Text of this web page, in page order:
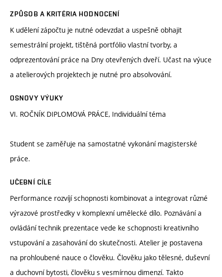
ZPŮSOB A KRITÉRIA HODNOCENÍ
K udělení zápočtu je nutné odevzdat a uspešně obhajit
semestrální projekt, tištěná portfólio vlastní tvorby, a
odprezentování práce na Dny otevřených dveří. Učast na výuce
a atelierových projektech je nutné pro absolvování.
OSNOVY VÝUKY
VI. ROČNÍK DIPLOMOVÁ PRÁCE, Individuální téma
Student se zaměřuje na samostatné vykonání magisterské
práce.
UČEBNÍ CÍLE
Performance rozvíjí schopnosti kombinovat a integrovat různé
výrazové prostředky v komplexní umělecké dílo. Poznávání a
ovládání technik prezentace vede ke schopnosti kreativního
vstupování a zasahování do skutečnosti. Atelier je postavena
na prohloubené nauce o člověku. Člověku jako tělesné, duševní
a duchovní bytosti, člověku s vesmírnou dimenzí. Takto